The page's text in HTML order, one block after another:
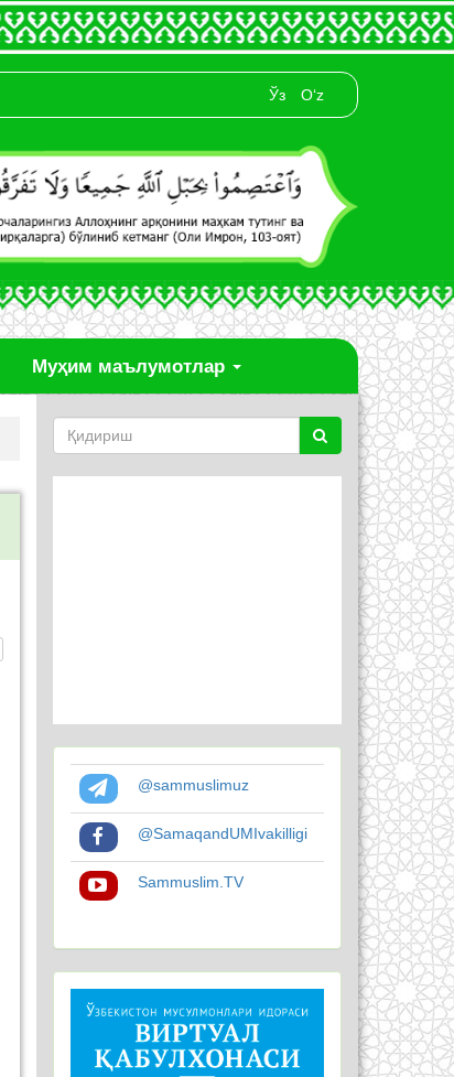
Ўз O‘z
Муҳим маълумотлар
@sammuslimuz
@SamaqandUMIvakilligi
Sammuslim.TV